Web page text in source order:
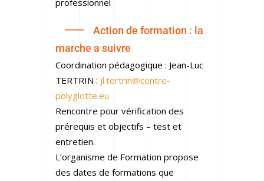
professionnel
Action de formation : la
marche a suivre
Coordination pédagogique : Jean-Luc
TERTRIN : jl.tertrin@centre-
polyglotte.eu
Rencontre pour vérification des
prérequis et objectifs – test et
entretien.
L’organisme de Formation propose
des dates de formations que